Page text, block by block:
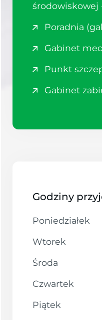
środowiskowej
Poradnia
Gabinet
Punkt
Gabinet
Godziny
Poniedziałek
Wtorek
Środa
Czwartek
Piątek